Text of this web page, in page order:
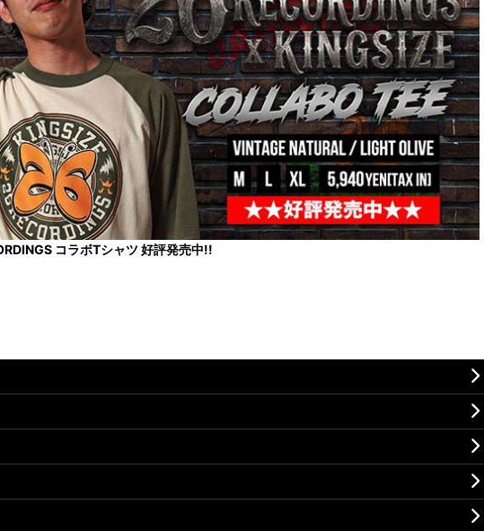
コラボTシャツ 好評発売中!!